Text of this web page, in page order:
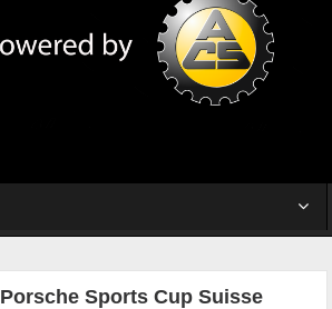
Porsche Sports Cup Suisse